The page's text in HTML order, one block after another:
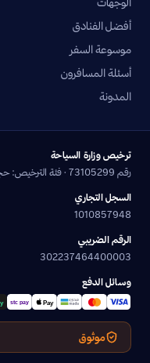
أفضل الفنادق
موسوعة السفر
أسئلة المسافرون
المدونة
ترخيص وزارة السياحة
رقم 73105299 · فئة الترخيص: حجز وحدات الضيافة وتنظيم الرحلات السياحية
السجل التجاري
1010857948
الرقم الضريبي
302237464400003
وسائل الدفع
موثوق